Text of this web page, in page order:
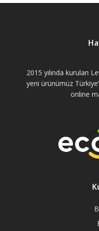
2015 yılında kurulan
yeni ürünümüz
online